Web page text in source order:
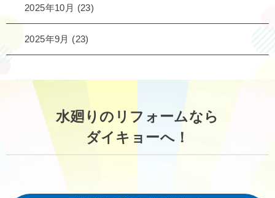
2025年10月 (23)
2025年9月 (23)
水廻りのリフォームなら
ダイキョーへ！